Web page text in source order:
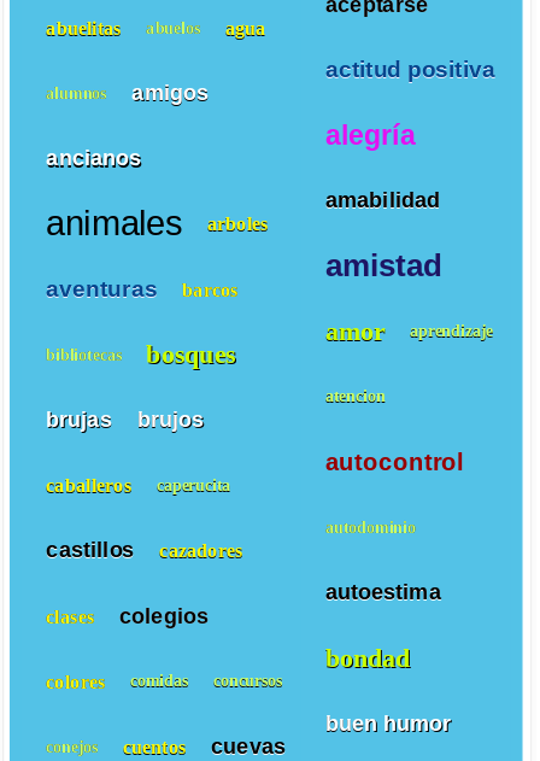
actitud positiva
alegría
amabilidad
amistad
amor aprendizaje
atencion
autocontrol
autodominio
autoestima
bondad
buen humor
abuelitas abuelos agua
alumnos amigos
ancianos
animales arboles
aventuras barcos
bibliotecas bosques
brujas brujos
caballeros caperucita
castillos cazadores
clases colegios
colores comidas concursos
conejos cuentos cuevas